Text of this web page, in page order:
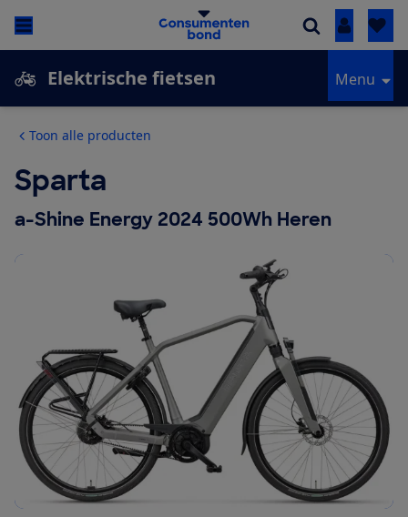
Inloggen
Elektrische fietsen Menu
Toon alle producten
Sparta
a-Shine Energy 2024 500Wh Heren